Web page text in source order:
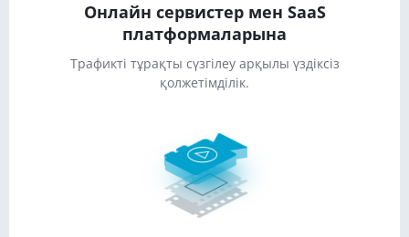
Онлайн сервистер мен SaaS
платформаларына
Трафикті тұрақты сүзгілеу арқылы үздіксіз
қолжетімділік.